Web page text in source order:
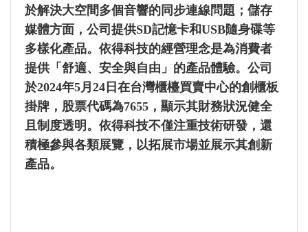
於解決大空間多個音響的同步連線問題；儲存
媒體方面，公司提供SD記憶卡和USB隨身碟等
多樣化產品。依得科技的經營理念是為消費者
提供「舒適、安全與自由」的產品體驗。公司
於2024年5月24日在台灣櫃檯買賣中心的創櫃板
掛牌，股票代碼為7655，顯示其財務狀況健全
且制度透明。依得科技不僅注重技術研發，還
積極參與各類展覽，以拓展市場並展示其創新
產品。